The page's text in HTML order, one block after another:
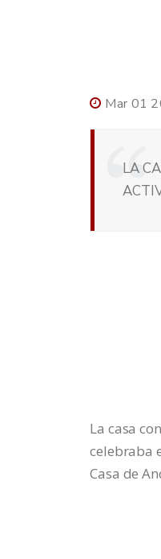
Mar 01
LA
La casa
celebraba
Casa de